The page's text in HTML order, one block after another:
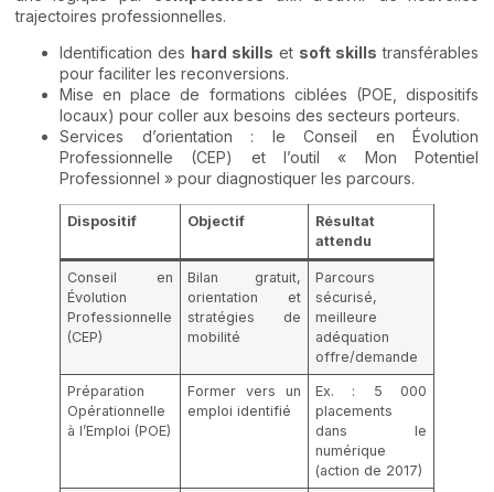
trajectoires professionnelles.
Identification des hard skills et soft skills transférables
pour faciliter les reconversions.
Mise en place de formations ciblées (POE, dispositifs
locaux) pour coller aux besoins des secteurs porteurs.
Services d’orientation : le Conseil en Évolution
Professionnelle (CEP) et l’outil « Mon Potentiel
Professionnel » pour diagnostiquer les parcours.
Dispositif Objectif
Résultat
attendu
Conseil en
Évolution
Professionnelle
(CEP)
Bilan gratuit,
orientation et
stratégies de
mobilité
Parcours
sécurisé,
meilleure
adéquation
offre/demande
Préparation
Opérationnelle
à l’Emploi (POE)
Former vers un
emploi identifié
Ex. : 5 000
placements
dans le
numérique
(action de 2017)